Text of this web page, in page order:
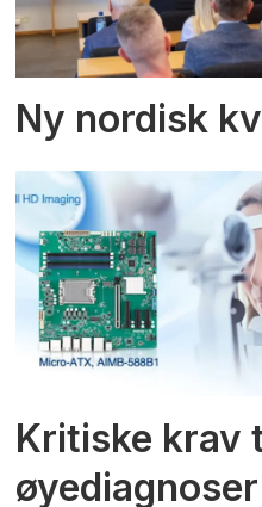
Ny nordisk
Kritiske krav
øyediagnoser